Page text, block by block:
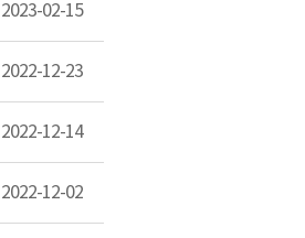
2023-02-15
2022-12-23
2022-12-14
2022-12-02